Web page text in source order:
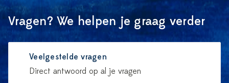
Vragen? We helpen je graag verder
Veelgestelde vragen
Direct antwoord op al je vragen